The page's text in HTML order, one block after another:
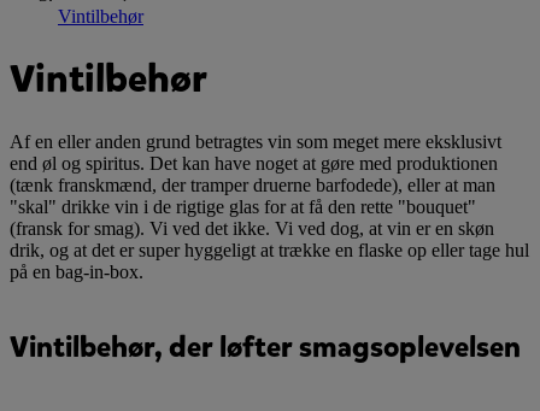
Vintilbehør
Vintilbehør
Af en eller anden grund betragtes vin som meget mere eksklusivt
end øl og spiritus. Det kan have noget at gøre med produktionen
(tænk franskmænd, der tramper druerne barfodede), eller at man
"skal" drikke vin i de rigtige glas for at få den rette "bouquet"
(fransk for smag). Vi ved det ikke. Vi ved dog, at vin er en skøn
drik, og at det er super hyggeligt at trække en flaske op eller tage hul
på en bag-in-box.
Vintilbehør, der løfter smagsoplevelsen